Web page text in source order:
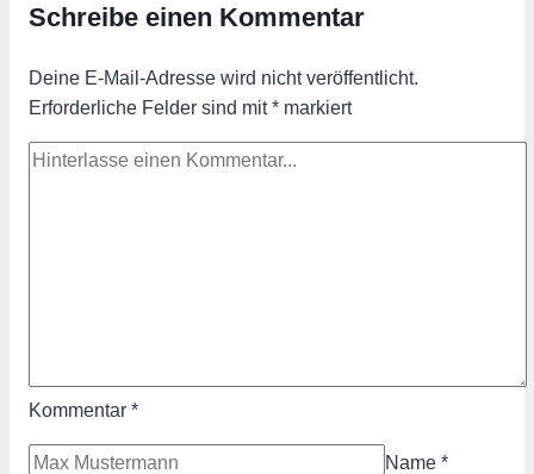
Schreibe einen Kommentar
Deine E-Mail-Adresse wird nicht veröffentlicht.
Erforderliche Felder sind mit* markiert
Kommentar *
Name *